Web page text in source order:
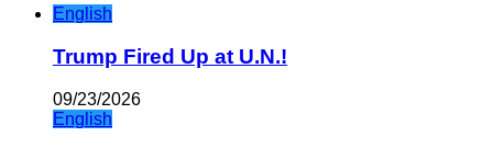
English
Trump Fired Up at U.N.!
09/23/2026
English